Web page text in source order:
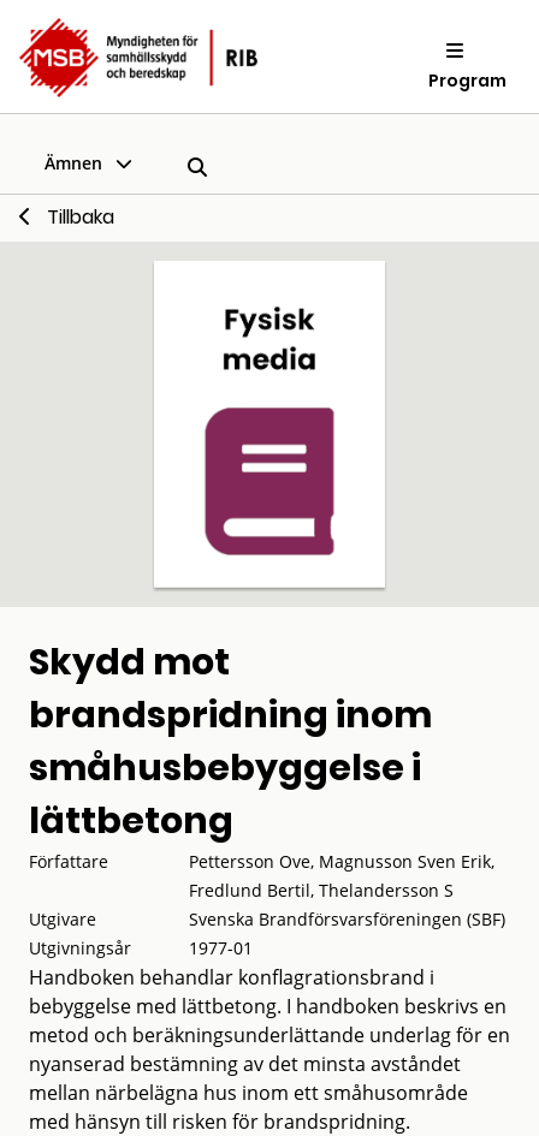
Program
Ämnen
Tillbaka
Skydd mot
brandspridning inom
småhusbebyggelse i
lättbetong
Författare
Pettersson Ove, Magnusson Sven Erik,
Fredlund Bertil, Thelandersson S
Utgivare
Svenska Brandförsvarsföreningen (SBF)
Utgivningsår
1977-01
Handboken behandlar konflagrationsbrand i
bebyggelse med lättbetong. I handboken beskrivs en
metod och beräkningsunderlättande underlag för en
nyanserad bestämning av det minsta avståndet
mellan närbelägna hus inom ett småhusområde
med hänsyn till risken för brandspridning.